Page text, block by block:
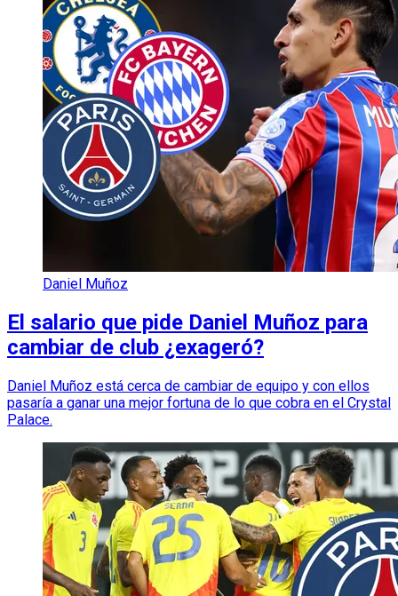
Daniel Muñoz
El salario que pide Daniel Muñoz para
cambiar de club ¿exageró?
Daniel Muñoz está cerca de cambiar de equipo y con ellos
pasaría a ganar una mejor fortuna de lo que cobra en el Crystal
Palace.